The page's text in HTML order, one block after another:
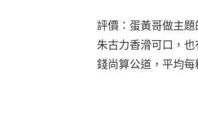
評價：蛋黃哥做主
朱古力香滑可口，
錢尚算公道，平均